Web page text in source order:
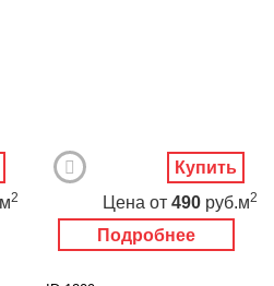
2
Подробнее
Цена от 490 руб.м2
Купить